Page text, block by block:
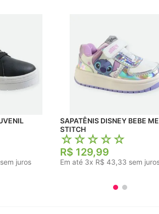
sem juros
SAPATÊNIS DISNEY BEBE
STITCH
☆☆☆☆☆
R$ 129,99
Em até 3x R$ 43,33 sem